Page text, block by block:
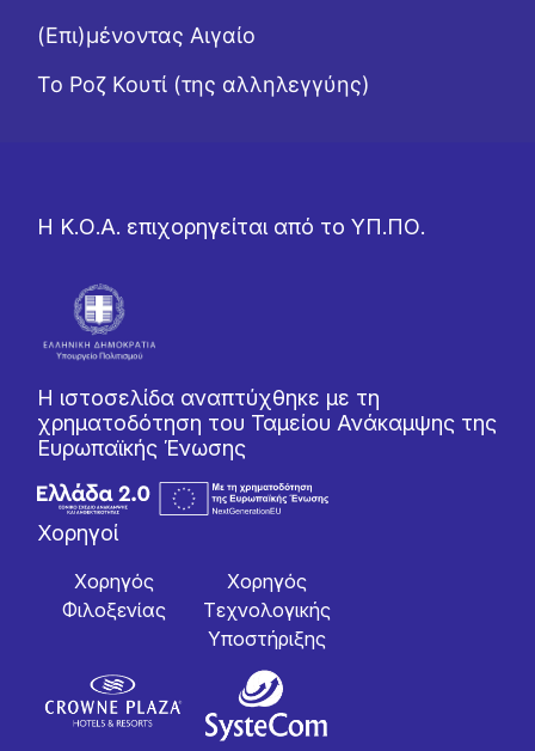
(Επι)μένοντας Αιγαίο
Το Ροζ Κουτί (της αλληλεγγύης)
Η Κ.Ο.Α. επιχορηγείται από το ΥΠ.ΠΟ.
Η ιστοσελίδα αναπτύχθηκε με τη
χρηματοδότηση του Ταμείου Ανάκαμψης της
Ευρωπαϊκής Ένωσης
Χορηγοί
Χορηγός
Φιλοξενίας
Χορηγός
Tεχνολογικής
Yποστήριξης